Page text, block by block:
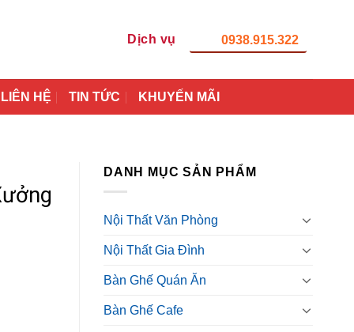
Dịch vụ 0938.915.322
LIÊN HỆ TIN TỨC KHUYẾN MÃI
DANH MỤC SẢN PHẨM
Nội Thất Văn Phòng
Nội Thất Gia Đình
Bàn Ghế Quán Ăn
Bàn Ghế Cafe